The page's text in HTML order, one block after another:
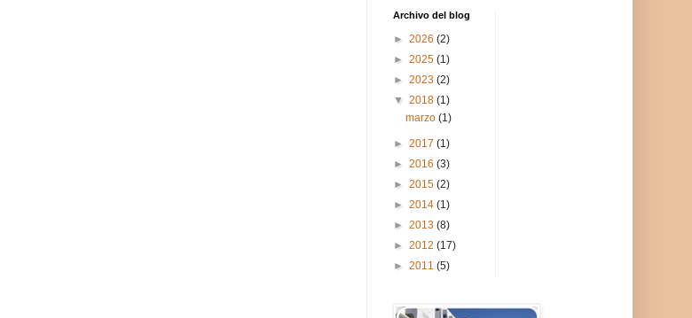
Archivo del blog
► 2026 (2)
► 2025 (1)
► 2023 (2)
▼ 2018 (1)
marzo(1)
► 2017 (1)
► 2016 (3)
► 2015 (2)
► 2014 (1)
► 2013 (8)
► 2012 (17)
► 2011 (5)